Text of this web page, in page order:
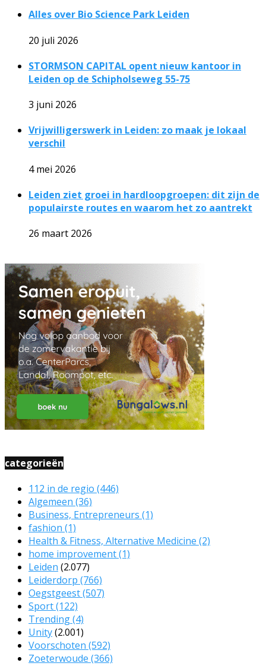
Alles over Bio Science Park Leiden
20 juli 2026
STORMSON CAPITAL opent nieuw kantoor in
Leiden op de Schipholseweg 55-75
3 juni 2026
Vrijwilligerswerk in Leiden: zo maak je lokaal
verschil
4 mei 2026
Leiden ziet groei in hardloopgroepen: dit zijn de
populairste routes en waarom het zo aantrekt
26 maart 2026
categorieën
112 in de regio (446)
Algemeen (36)
Business, Entrepreneurs (1)
fashion (1)
Health & Fitness, Alternative Medicine (2)
home improvement(1)
Leiden (2.077)
Leiderdorp (766)
Oegstgeest(507)
Sport(122)
Trending(4)
Unity(2.001)
Voorschoten (592)
Zoeterwoude (366)